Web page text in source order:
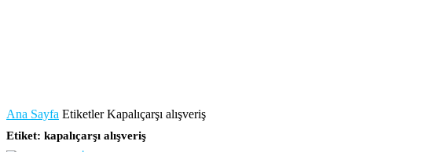
Ana Sayfa Etiketler Kapalıçarşı alışveriş
Etiket: kapalıçarşı alışveriş